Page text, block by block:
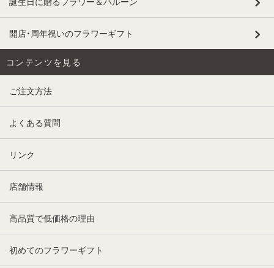
開店・周年祝いのフラワーギフト
コンテンツを見る
ご注文方法
よくある質問
リンク
店舗情報
高品質で低価格の理由
初めてのフラワーギフト